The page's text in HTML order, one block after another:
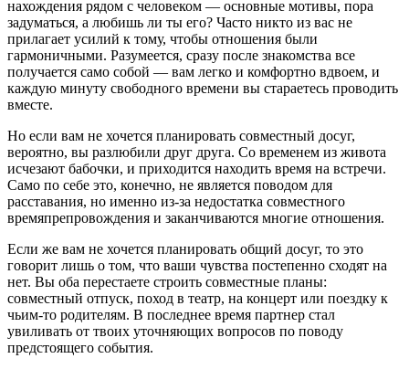
нахождения рядом с человеком — основные мотивы, пора
задуматься, а любишь ли ты его? Часто никто из вас не
прилагает усилий к тому, чтобы отношения были
гармоничными. Разумеется, сразу после знакомства все
получается само собой — вам легко и комфортно вдвоем, и
каждую минуту свободного времени вы стараетесь проводить
вместе.
Но если вам не хочется планировать совместный досуг,
вероятно, вы разлюбили друг друга. Со временем из живота
исчезают бабочки, и приходится находить время на встречи.
Само по себе это, конечно, не является поводом для
расставания, но именно из-за недостатка совместного
времяпрепровождения и заканчиваются многие отношения.
Если же вам не хочется планировать общий досуг, то это
говорит лишь о том, что ваши чувства постепенно сходят на
нет. Вы оба перестаете строить совместные планы:
совместный отпуск, поход в театр, на концерт или поездку к
чьим-то родителям. В последнее время партнер стал
увиливать от твоих уточняющих вопросов по поводу
предстоящего события.